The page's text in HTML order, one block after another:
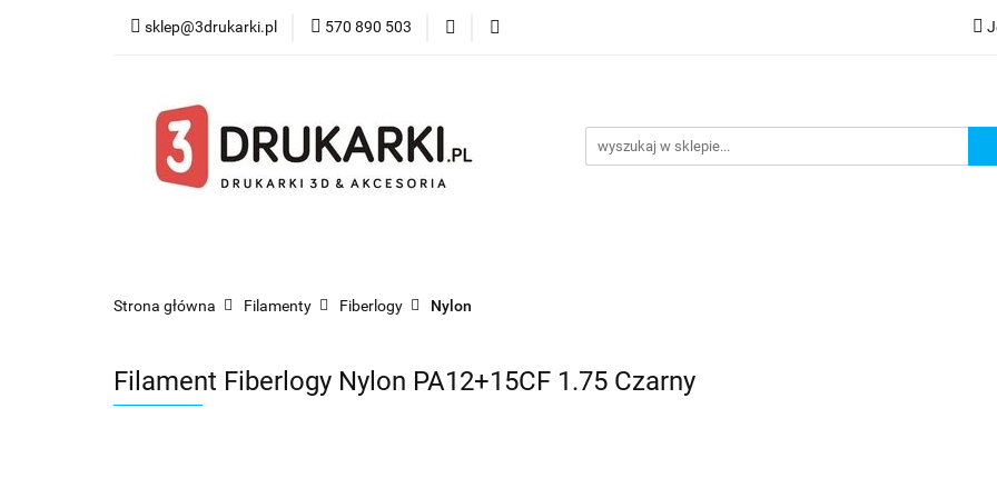
sklep@3drukarki.pl 570 890 503
Blog Bestsellery
Strona główna Filamenty Fiberlogy Nylon
Filament Fiberlogy Nylon PA12+15CF 1.75 Czarny